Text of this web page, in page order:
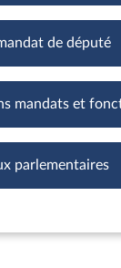
de député
au mandat de
mandats et
parlementaires